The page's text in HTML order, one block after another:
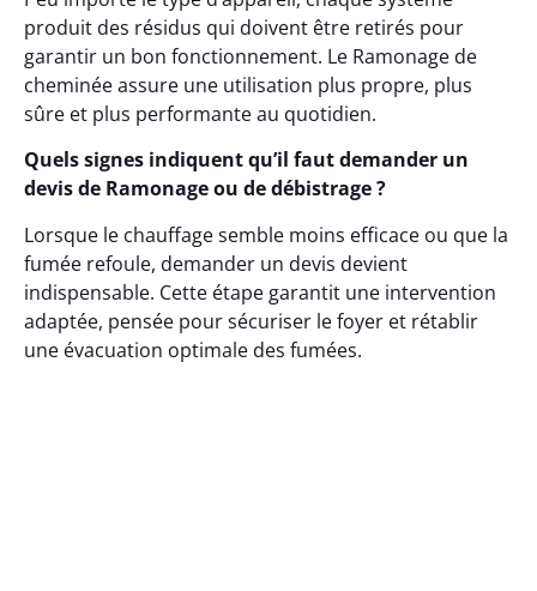
produit des résidus qui doivent être retirés pour
garantir un bon fonctionnement. Le Ramonage de
cheminée assure une utilisation plus propre, plus
sûre et plus performante au quotidien.
Quels signes indiquent qu’il faut demander un
devis de Ramonage ou de débistrage ?
Lorsque le chauffage semble moins efficace ou que la
fumée refoule, demander un devis devient
indispensable. Cette étape garantit une intervention
adaptée, pensée pour sécuriser le foyer et rétablir
une évacuation optimale des fumées.